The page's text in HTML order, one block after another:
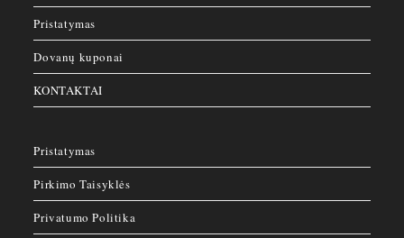
Pristatymas
Dovanų kuponai
KONTAKTAI
Pristatymas
Pirkimo Taisyklės
Privatumo Politika